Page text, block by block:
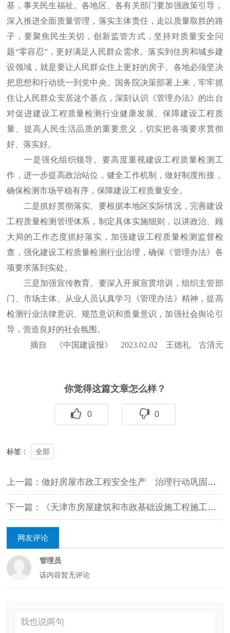
基，事关民生福祉。各地区、各有关部门要加强政策引导，
深入推进全面质量管理，落实主体责任，走以质量取胜的路
子，要聚焦民生关切，创新监管方式，坚持对质量安全问
题“零容忍”，更好满足人民群众需求。落实到住房和城乡建
设领域，就是要让人民群众住上更好的房子。各地必须坚决
把思想和行动统一到党中央、国务院决策部署上来，牢牢抓
住让人民群众安居这个基点，深刻认识《管理办法》的出台
对促进建设工程质量检测行业健康发展、保障建设工程质
量、提高人民生活品质的重要意义，切实把各项要求贯彻
好、落实好。
一是强化组织领导。要高度重视建设工程质量检测工
作，进一步提高政治站位，健全工作机制，做好制度衔接，
确保检测市场平稳有序，保障建设工程质量安全。
二是抓好贯彻落实。要根据本地区实际情况，完善建设
工程质量检测管理体系，制定具体实施细则，以讲政治、顾
大局的工作态度抓好落实，加强建设工程质量检测监督检
查，强化建设工程质量检测行业治理，确保《管理办法》各
项要求落到实处。
三是加强宣传教育。要深入开展宣贯培训，组织主管部
门、市场主体、从业人员认真学习《管理办法》精神，提高
检测行业法律意识、规范意识和质量意识，加强社会舆论引
导，营造良好的社会氛围。
摘自 《中国建设报》 2023.02.02 王德礼 古清元
你觉得这篇文章怎么样？
0 0
标签： 全部
上一篇：做好房屋市政工程安全生产 治理行动巩固提升工作
下一篇：《天津市房屋建筑和市政基础设施工程施工现场人员实名制管理办法》政策解读
网友评论
管理员
该内容暂无评论